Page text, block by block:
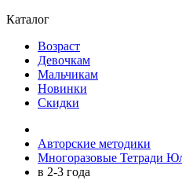
Каталог
Возраст
Девочкам
Мальчикам
Новинки
Скидки
Авторские методики
Многоразовые Тетради
в 2-3 года